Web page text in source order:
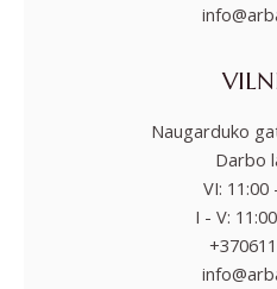
Naugarduko
Darbo
VI: 11:00
I - V: